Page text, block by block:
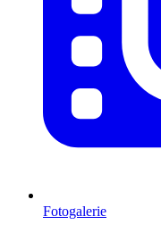
Fotogalerie